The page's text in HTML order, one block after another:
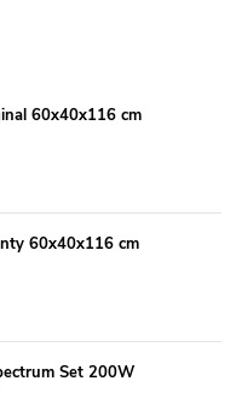
60x40x116 cm
60x40x116 cm
Set 200W